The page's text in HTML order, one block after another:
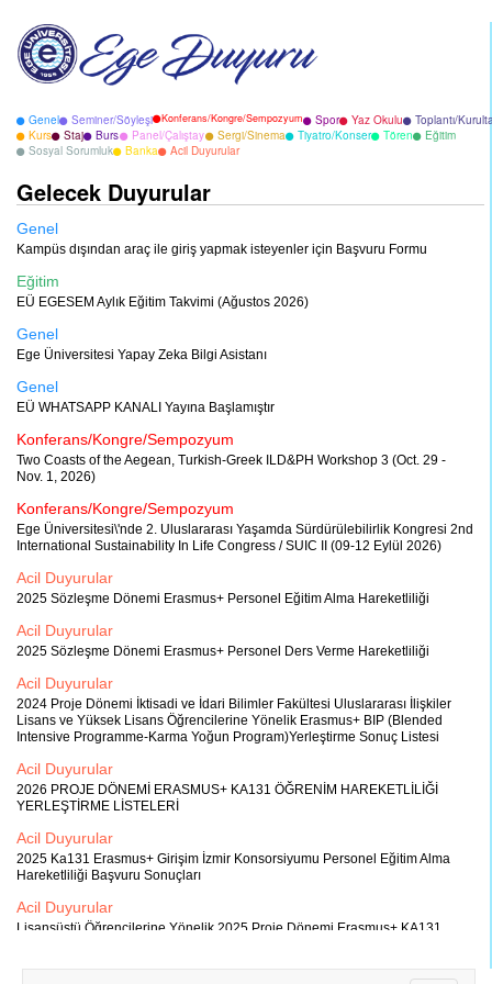
Genel Seminer/Söyleşi Konferans/Kongre/Sempozyum Spor Yaz Okulu
Toplantı/
Kurs
Staj Burs Panel/Çalıştay Sergi/Sinema Tiyatro/Konser Tören
Eğitim
Sosyal Sorumluk
Banka Acil Duyurular
Gelecek Duyurular
Genel
Kampüs dışından araç ile giriş yapmak isteyenler için Başvuru Formu
Eğitim
EÜ EGESEM Aylık Eğitim Takvimi (Ağustos 2026)
Genel
Ege Üniversitesi Yapay Zeka Bilgi Asistanı
Genel
EÜ WHATSAPP KANALI Yayına Başlamıştır
Konferans/Kongre/Sempozyum
Two Coasts of the Aegean, Turkish-Greek ILD&PH Workshop 3 (Oct. 29 -
Nov. 1, 2026)
Konferans/Kongre/Sempozyum
Ege Üniversitesi\'nde 2. Uluslararası Yaşamda Sürdürülebilirlik Kongresi 2nd
International Sustainability In Life Congress / SUIC II (09-12 Eylül 2026)
Acil Duyurular
2025 Sözleşme Dönemi Erasmus+ Personel Eğitim Alma Hareketliliği
Acil Duyurular
2025 Sözleşme Dönemi Erasmus+ Personel Ders Verme Hareketliliği
Acil Duyurular
2024 Proje Dönemi İktisadi ve İdari Bilimler Fakültesi Uluslararası İlişkiler
Lisans ve Yüksek Lisans Öğrencilerine Yönelik Erasmus+ BIP (Blended
Intensive Programme-Karma Yoğun Program)Yerleştirme Sonuç Listesi
Acil Duyurular
2026 PROJE DÖNEMİ ERASMUS+ KA131 ÖĞRENİM HAREKETLİLİĞİ
YERLEŞTİRME LİSTELERİ
Acil Duyurular
2025 Ka131 Erasmus+ Girişim İzmir Konsorsiyumu Personel Eğitim Alma
Hareketliliği Başvuru Sonuçları
Acil Duyurular
Lisansüstü Öğrencilerine Yönelik 2025 Proje Dönemi Erasmus+ KA131